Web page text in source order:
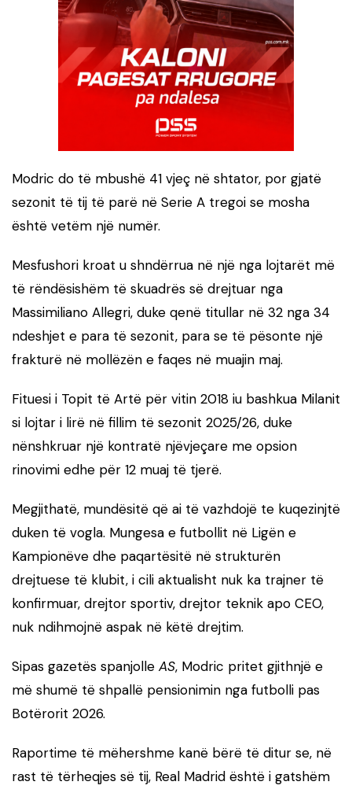
Modric do të mbushë 41 vjeç në shtator, por gjatë
sezonit të tij të parë në Serie A tregoi se mosha
është vetëm një numër.
Mesfushori kroat u shndërrua në një nga lojtarët më
të rëndësishëm të skuadrës së drejtuar nga
Massimiliano Allegri, duke qenë titullar në 32 nga 34
ndeshjet e para të sezonit, para se të pësonte një
frakturë në mollëzën e faqes në muajin maj.
Fituesi i Topit të Artë për vitin 2018 iu bashkua Milanit
si lojtar i lirë në fillim të sezonit 2025/26, duke
nënshkruar një kontratë njëvjeçare me opsion
rinovimi edhe për 12 muaj të tjerë.
Megjithatë, mundësitë që ai të vazhdojë te kuqezinjtë
duken të vogla. Mungesa e futbollit në Ligën e
Kampionëve dhe paqartësitë në strukturën
drejtuese të klubit, i cili aktualisht nuk ka trajner të
konfirmuar, drejtor sportiv, drejtor teknik apo CEO,
nuk ndihmojnë aspak në këtë drejtim.
Sipas gazetës spanjolle AS, Modric pritet gjithnjë e
më shumë të shpallë pensionimin nga futbolli pas
Botërorit 2026.
Raportime të mëhershme kanë bërë të ditur se, në
rast të tërheqjes së tij, Real Madrid është i gatshëm